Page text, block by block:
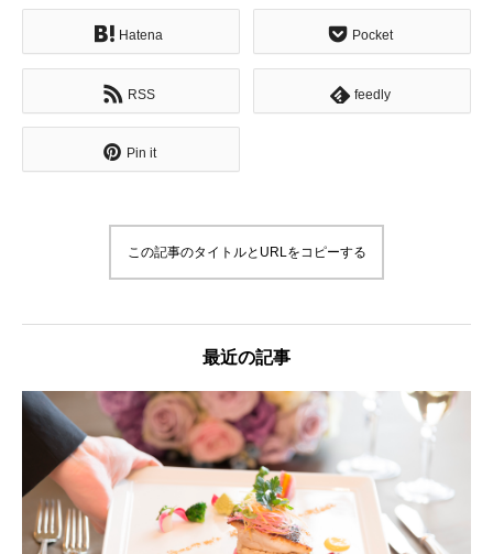
Hatena Pocket
RSS feedly
Pin it
この記事のタイトルとURLをコピーする
最近の記事